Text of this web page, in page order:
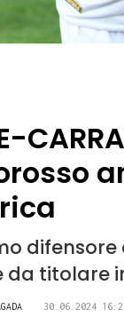
da titolare
30.06.2024